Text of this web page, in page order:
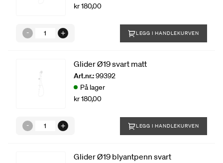
kr 180,00
LEGG I HANDLEKURVEN
Glider Ø19 svart matt
Art.nr.:99392
På lager
kr 180,00
LEGG I HANDLEKURVEN
Glider Ø19 blyantpenn svart